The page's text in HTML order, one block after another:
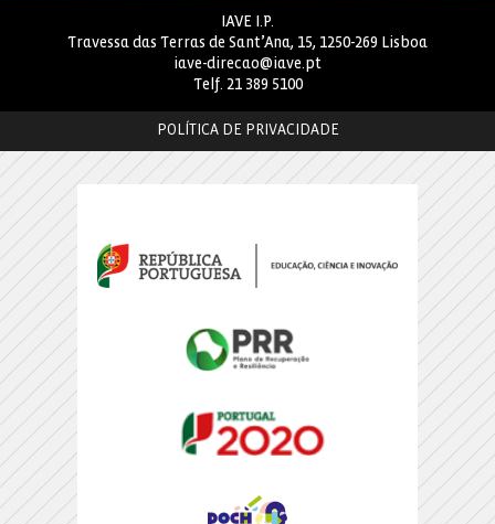
IAVE I.P.
Travessa das Terras de Sant’Ana, 15, 1250-269 Lisboa
iave-direcao@iave.pt
Telf. 21 389 5100
POLÍTICA DE PRIVACIDADE